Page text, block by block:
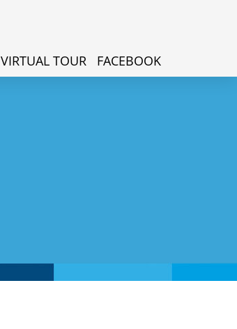
VIRTUAL TOUR FACEBOOK